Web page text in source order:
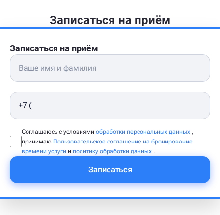
Записаться на приём
Записаться на приём
Соглашаюсь с условиями обработки персональных данных ,
принимаю Пользовательское соглашение на бронирование
времени услуги и политику обработки данных .
Записаться